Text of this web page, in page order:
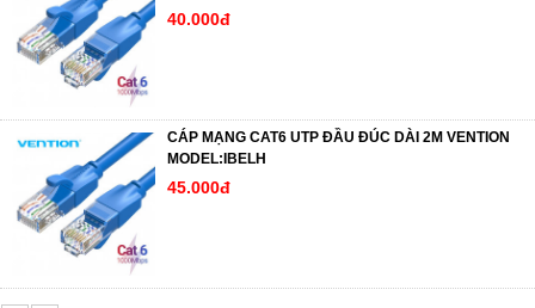
40.000đ
CÁP MẠNG CAT6 UTP ĐẦU ĐÚC DÀI 2M VENTION
MODEL:IBELH
45.000đ